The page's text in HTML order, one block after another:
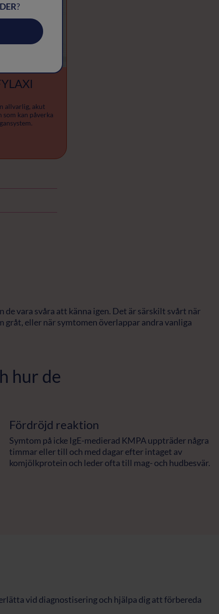
allvarlig, akut
kan påverka
vara svåra att känna igen. Det är särskilt svårt när
eller när symtomen överlappar andra vanliga
hur de
Fördröjd reaktion
Symtom på icke IgE-medierad KMPA uppträder några
timmar eller till och med dagar efter intaget av
komjölkprotein och leder ofta till mag- och hudbesvär.
vid diagnostisering och hjälpa dig att förbereda
?